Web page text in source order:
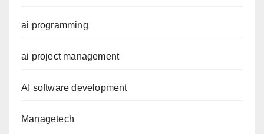
ai programming
ai project management
AI software development
Managetech